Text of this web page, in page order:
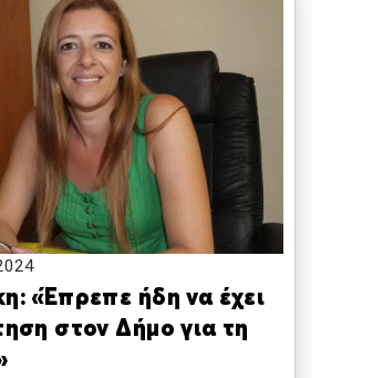
«Έπρεπε ήδη να έχει
στον Δήμο για τη